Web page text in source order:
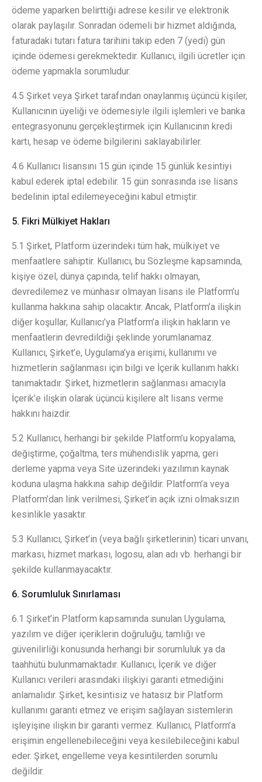
ödeme yaparken belirttiği adrese kesilir ve elektronik
olarak paylaşılır. Sonradan ödemeli bir hizmet aldığında,
faturadaki tutarı fatura tarihini takip eden 7 (yedi) gün
içinde ödemesi gerekmektedir. Kullanıcı, ilgili ücretler için
ödeme yapmakla sorumludur.
4.5 Şirket veya Şirket tarafından onaylanmış üçüncü kişiler,
Kullanıcının üyeliği ve ödemesiyle ilgili işlemleri ve banka
entegrasyonunu gerçekleştirmek için Kullanıcının kredi
kartı, hesap ve ödeme bilgilerini saklayabilirler.
4.6 Kullanıcı lisansını 15 gün içinde 15 günlük kesintiyi
kabul ederek iptal edebilir. 15 gün sonrasında ise lisans
bedelinin iptal edilemeyeceğini kabul etmiştir.
5. Fikri Mülkiyet Hakları
5.1 Şirket, Platform üzerindeki tüm hak, mülkiyet ve
menfaatlere sahiptir. Kullanıcı, bu Sözleşme kapsamında,
kişiye özel, dünya çapında, telif hakkı olmayan,
devredilemez ve münhasır olmayan lisans ile Platform’u
kullanma hakkına sahip olacaktır. Ancak, Platform’a ilişkin
diğer koşullar, Kullanıcı’ya Platform’a ilişkin hakların ve
menfaatlerin devredildiği şeklinde yorumlanamaz.
Kullanıcı, Şirket’e, Uygulama’ya erişimi, kullanımı ve
hizmetlerin sağlanması için bilgi ve İçerik kullanım hakkı
tanımaktadır. Şirket, hizmetlerin sağlanması amacıyla
İçerik’e ilişkin olarak üçüncü kişilere alt lisans verme
hakkını haizdir.
5.2 Kullanıcı, herhangi bir şekilde Platform’u kopyalama,
değiştirme, çoğaltma, ters mühendislik yapma, geri
derleme yapma veya Site üzerindeki yazılımın kaynak
koduna ulaşma hakkına sahip değildir. Platform’a veya
Platform’dan link verilmesi, Şirket’in açık izni olmaksızın
kesinlikle yasaktır.
5.3 Kullanıcı, Şirket’in (veya bağlı şirketlerinin) ticari unvanı,
markası, hizmet markası, logosu, alan adı vb. herhangi bir
şekilde kullanmayacaktır.
6. Sorumluluk Sınırlaması
6.1 Şirket’in Platform kapsamında sunulan Uygulama,
yazılım ve diğer içeriklerin doğruluğu, tamlığı ve
güvenilirliği konusunda herhangi bir sorumluluk ya da
taahhütü bulunmamaktadır. Kullanıcı, İçerik ve diğer
Kullanıcı verileri arasındaki ilişkiyi garanti etmediğini
anlamalıdır. Şirket, kesintisiz ve hatasız bir Platform
kullanımı garanti etmez ve erişim sağlayan sistemlerin
işleyişine ilişkin bir garanti vermez. Kullanıcı, Platform’a
erişimin engellenebileceğini veya kesilebileceğini kabul
eder. Şirket, engelleme veya kesintilerden sorumlu
değildir.